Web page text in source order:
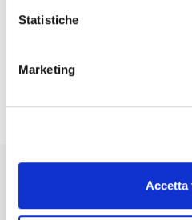
Statistiche
Marketing
Accetta
trattamento dei dati
Iscriviti alla Newsletter
Stai navigando la versione
Business Labs.